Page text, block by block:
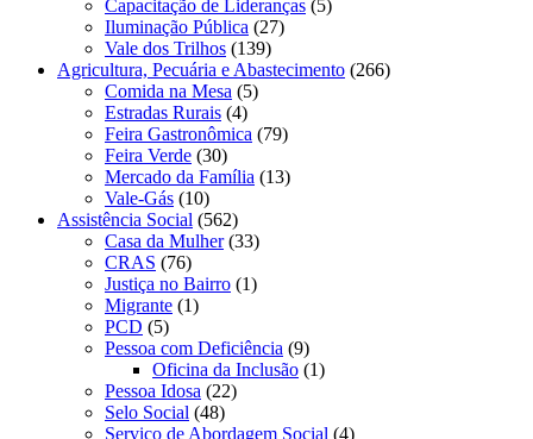
Capacitação de Lideranças (5)
Iluminação Pública (27)
Vale dos Trilhos (139)
Agricultura, Pecuária e Abastecimento (266)
Comida na Mesa (5)
Estradas Rurais (4)
Feira Gastronômica (79)
Feira Verde (30)
Mercado da Família (13)
Vale-Gás (10)
Assistência Social (562)
Casa da Mulher(33)
CRAS (76)
Justiça no Bairro (1)
Migrante (1)
PCD (5)
Pessoa com Deficiência (9)
Oficina da Inclusão (1)
Pessoa Idosa (22)
Selo Social (48)
Serviço de Abordagem Social (4)